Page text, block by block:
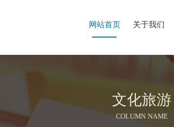
网站首页 关于我们
文化旅游
COLUMN NAME